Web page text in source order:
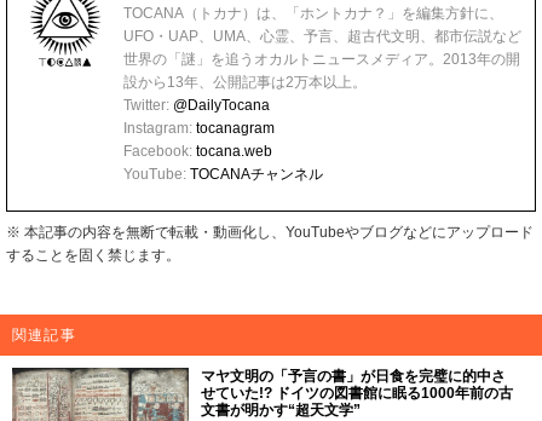
TOCANA（トカナ）は、「ホントカナ？」を編集方針に、
UFO・UAP、UMA、心霊、予言、超古代文明、都市伝説など
世界の「謎」を追うオカルトニュースメディア。2013年の開
設から13年、公開記事は2万本以上。
Twitter: @DailyTocana
Instagram: tocanagram
Facebook: tocana.web
YouTube: TOCANAチャンネル
※ 本記事の内容を無断で転載・動画化し、YouTubeやブログなどにアップロード
することを固く禁じます。
関連記事
マヤ文明の「予言の書」が日食を完璧に的中さ
せていた!? ドイツの図書館に眠る1000年前の古
文書が明かす“超天文学”